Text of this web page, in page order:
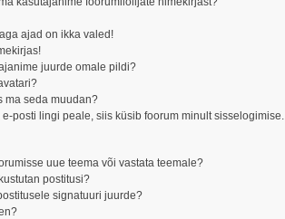
ajad on ikka valed!
juurde omale pildi?
ma seda muudan?
posti lingi peale, siis küsib foorum minult sisselogimise.
uue teema või vastata teemale?
postitusi?
signatuuri juurde?